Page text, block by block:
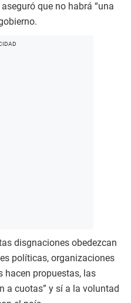
que no habrá “una
disgnaciones obedezcan
políticas, organizaciones
hacen propuestas, las
a cuotas” y sí a la voluntad